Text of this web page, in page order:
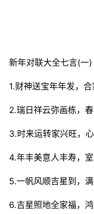
新年对联大全七言(一)
1.财神送宝年年发，
2.瑞日祥云弥画栋，
3.时来运转家兴旺，
4.年丰美意人丰寿，
5.一帆风顺吉星到，
6.吉星照地全家福，